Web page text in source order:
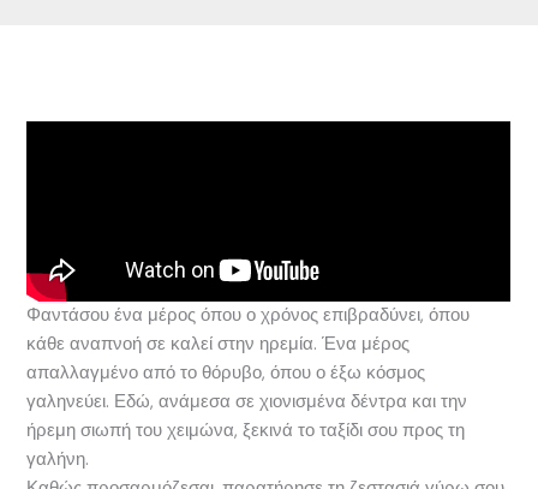
Φαντάσου ένα μέρος όπου ο χρόνος επιβραδύνει, όπου
κάθε αναπνοή σε καλεί στην ηρεμία. Ένα μέρος
απαλλαγμένο από το θόρυβο, όπου ο έξω κόσμος
γαληνεύει. Εδώ, ανάμεσα σε χιονισμένα δέντρα και την
ήρεμη σιωπή του χειμώνα, ξεκινά το ταξίδι σου προς τη
γαλήνη.